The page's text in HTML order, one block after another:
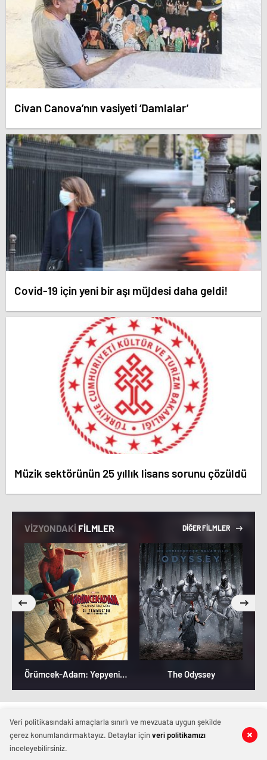
Civan Canova’nın vasiyeti ‘Damlalar’
Covid-19 için yeni bir aşı müjdesi daha geldi!
Müzik sektörünün 25 yıllık lisans sorunu çözüldü
VİZYONDAKİ FİLMLER DİĞER FİLMLER
Örümcek-Adam: Yepyeni Bir Gün The Odyssey
Veri politikasındaki amaçlarla sınırlı ve mevzuata uygun şekilde
çerez konumlandırmaktayız. Detaylar içinveri politikamızı
inceleyebilirsiniz.